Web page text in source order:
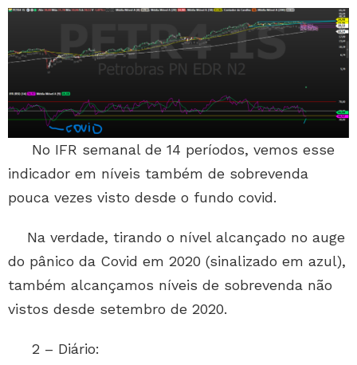
No IFR semanal de 14 períodos, vemos esse
indicador em níveis também de sobrevenda
pouca vezes visto desde o fundo covid.
Na verdade, tirando o nível alcançado no auge
do pânico da Covid em 2020 (sinalizado em azul),
também alcançamos níveis de sobrevenda não
vistos desde setembro de 2020.
2 – Diário: